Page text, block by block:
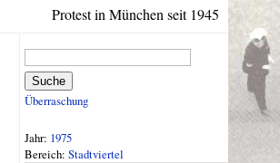
Protest in München seit 1945
Suche
Überraschung
Jahr: 1975
Bereich: Stadtviertel